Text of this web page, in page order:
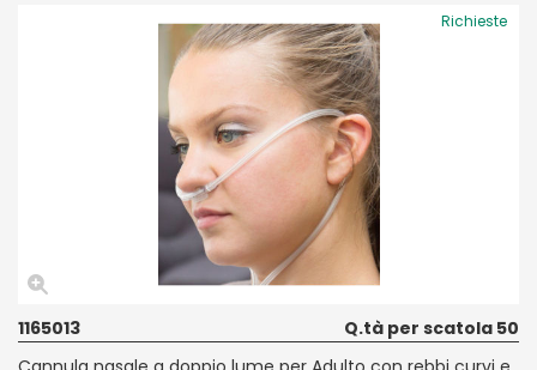
Richieste
1165013
Q.tà per scatola 50